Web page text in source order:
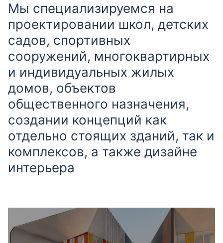
Мы специализируемся на
проектировании школ, детских
садов, спортивных
сооружений, многоквартирных
и индивидуальных жилых
домов, объектов
общественного назначения,
создании концепций как
отдельно стоящих зданий, так и
комплексов, а также дизайне
интерьера